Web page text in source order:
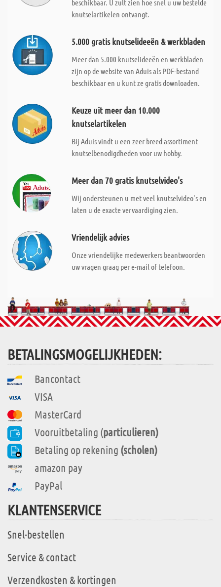
beschikbaar. U zult zien hoe snel u uw bestelde
knutselartikelen ontvangt.
5.000 gratis knutselideeën & werkbladen
Meer dan 5.000 knutselideeën en werkbladen
zijn op de website van Aduis als PDF-bestand
beschikbaar en u kunt ze gratis downloaden.
Keuze uit meer dan 10.000
knutselartikelen
Bij Aduis vindt u een zeer breed assortiment
knutselbenodigdheden voor uw hobby.
Meer dan 70 gratis knutselvideo's
Wij ondersteunen u met veel knutselvideo's en
laten u de exacte vervaardiging zien.
Vriendelijk advies
Onze vriendelijke medewerkers beantwoorden
uw vragen graag per e-mail of telefoon.
BETALINGSMOGELIJKHEDEN:
Bancontact
VISA
MasterCard
Vooruitbetaling (particulieren)
Betaling op rekening (scholen)
amazon pay
PayPal
KLANTENSERVICE
Snel-bestellen
Service & contact
Verzendkosten & kortingen